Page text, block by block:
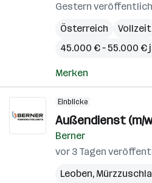
Gestern
Österreich
Vollzeit
45.000 € – 55.000 €
Merken
Einblicke
Außendienst (m/
Berner
vor 3 Tagen
Leoben,